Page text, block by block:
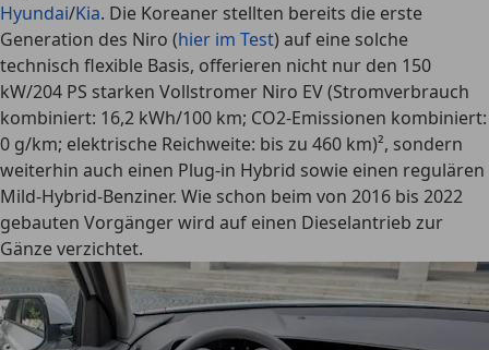
Hyundai/Kia. Die Koreaner stellten bereits die erste
Generation des Niro (hier im Test) auf eine solche
technisch flexible Basis, offerieren nicht nur den 150
kW/204 PS starken Vollstromer Niro EV (Stromverbrauch
kombiniert: 16,2 kWh/100 km; CO2-Emissionen kombiniert:
0 g/km; elektrische Reichweite: bis zu 460 km)², sondern
weiterhin auch einen Plug-in Hybrid sowie einen regulären
Mild-Hybrid-Benziner. Wie schon beim von 2016 bis 2022
gebauten Vorgänger wird auf einen Dieselantrieb zur
Gänze verzichtet.